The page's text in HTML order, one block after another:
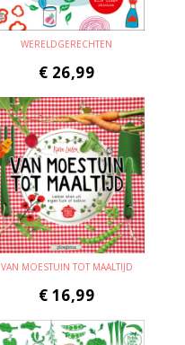
WERELDGERECHTEN
€ 26,99
VAN MOESTUIN TOT MAALTIJD
€ 16,99